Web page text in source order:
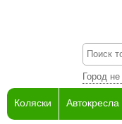
Город
Коляски Автокресла